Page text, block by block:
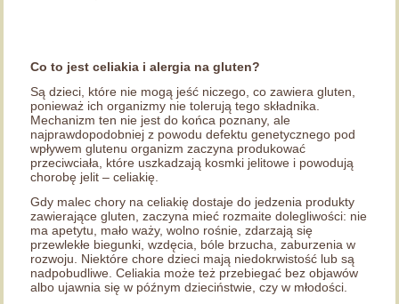
Co to jest celiakia i alergia na gluten?
Są dzieci, które nie mogą jeść niczego, co zawiera gluten,
ponieważ ich organizmy nie tolerują tego składnika.
Mechanizm ten nie jest do końca poznany, ale
najprawdopodobniej z powodu defektu genetycznego pod
wpływem glutenu organizm zaczyna produkować
przeciwciała, które uszkadzają kosmki jelitowe i powodują
chorobę jelit – celiakię.
Gdy malec chory na celiakię dostaje do jedzenia produkty
zawierające gluten, zaczyna mieć rozmaite dolegliwości: nie
ma apetytu, mało waży, wolno rośnie, zdarzają się
przewlekłe biegunki, wzdęcia, bóle brzucha, zaburzenia w
rozwoju. Niektóre chore dzieci mają niedokrwistość lub są
nadpobudliwe. Celiakia może też przebiegać bez objawów
albo ujawnia się w późnym dzieciństwie, czy w młodości.